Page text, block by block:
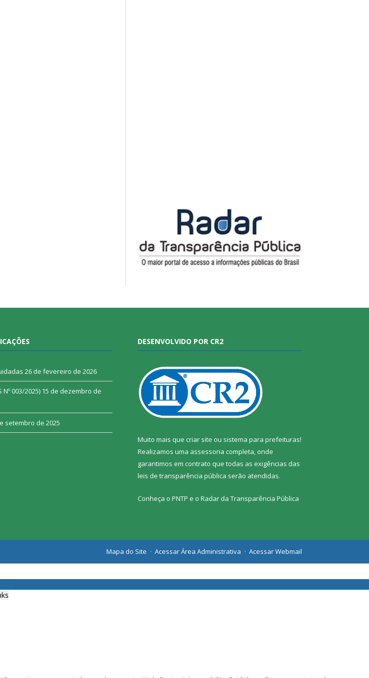
26 de fevereiro de 2026
003/2025) 15 de dezembro de
setembro de 2025
DESENVOLVIDO POR CR2
Muito mais que criar site ou sistema para prefeituras!
Realizamos uma assessoria completa, onde
garantimos em contrato que todas as exigências das
leis de transparência pública serão atendidas.
Conheça o PNTP e o Radar da Transparência Pública
Mapa do Site Acessar Área Administrativa Acessar Webmail